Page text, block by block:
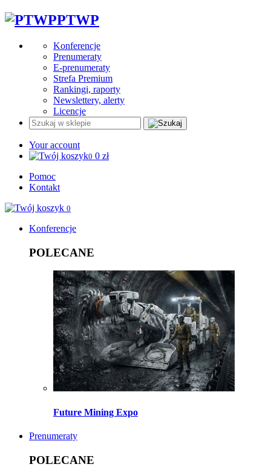
PTWP
Konferencje
Prenumeraty
E-prenumeraty
Strefa Premium
Rankingi, raporty
Newslettery, alerty
Licencje
Your account
0 0 zł
Pomoc
Kontakt
0
Konferencje
POLECANE
Future Mining Expo
Prenumeraty
POLECANE